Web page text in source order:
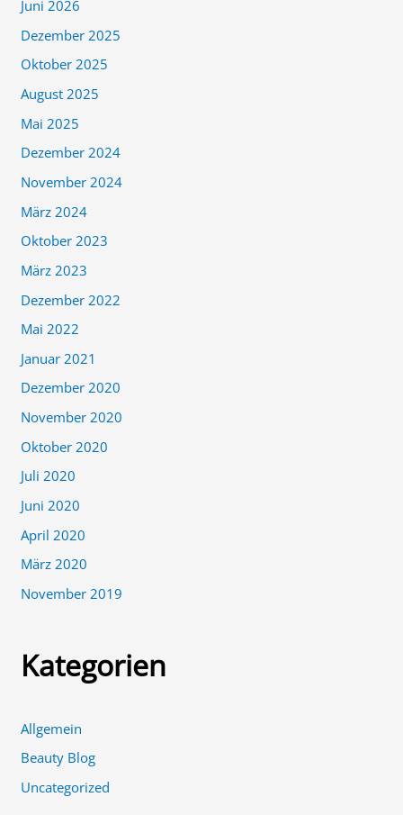
Juni 2026
Dezember 2025
Oktober 2025
August 2025
Mai 2025
Dezember 2024
November 2024
März 2024
Oktober 2023
März 2023
Dezember 2022
Mai 2022
Januar 2021
Dezember 2020
November 2020
Oktober 2020
Juli 2020
Juni 2020
April 2020
März 2020
November 2019
Kategorien
Allgemein
Beauty Blog
Uncategorized